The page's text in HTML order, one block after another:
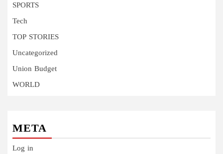
SPORTS
Tech
TOP STORIES
Uncategorized
Union Budget
WORLD
META
Log in